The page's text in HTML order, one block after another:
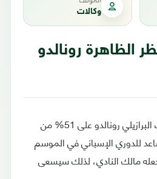
وكالات
الظاهرة رونالدو
استحوذ أسطورة المنتخب البرازيلي رونالدو على 51% من
للدوري الإسباني في الموسم
2019، ما جعله مالك النادي، لذلك سيسعى